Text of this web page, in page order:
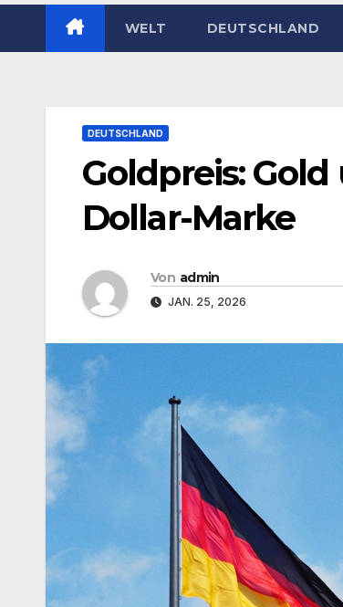
WELT DEUTSCHLAND
DEUTSCHLAND
Goldpreis:
Dollar-Marke
Von admin
JAN. 25, 2026